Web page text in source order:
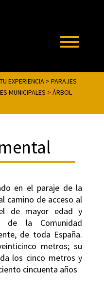
EXPERIENCIA> PARAJES
MUNICIPALES > ÁRBOL
en el paraje de la
camino de acceso al
el de mayor edad y
de la Comunidad
de toda España.
metros; su
los cinco metros y
cincuenta años